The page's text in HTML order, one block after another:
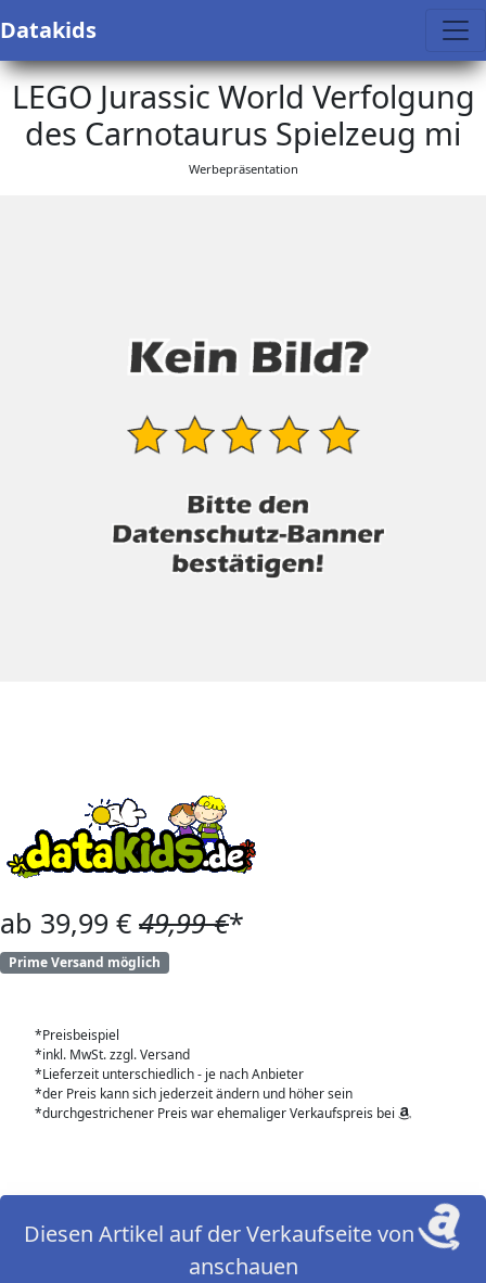
Datakids
LEGO Jurassic World Verfolgung
des Carnotaurus Spielzeug mi
Werbepräsentation
ab 39,99 € 49,99 €*
Prime Versand möglich
*Preisbeispiel
*inkl. MwSt. zzgl. Versand
*Lieferzeit unterschiedlich - je nach Anbieter
*der Preis kann sich jederzeit ändern und höher sein
*durchgestrichener Preis war ehemaliger Verkaufspreis bei
Diesen Artikel auf der Verkaufseite von
anschauen